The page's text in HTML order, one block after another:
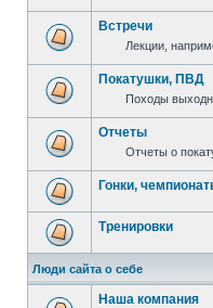
Встречи
Лекции,
Покатушки, ПВД
Походы
Отчеты
Отчеты о
Гонки,
Тренировки
Люди сайта о себе
Наша компания